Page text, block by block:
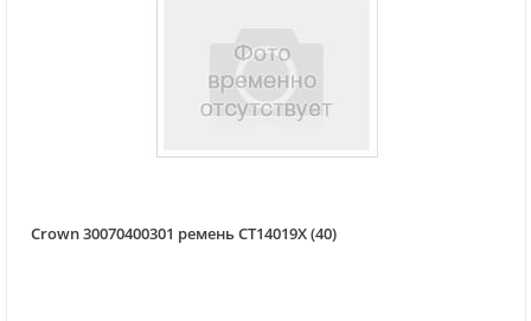
Crown 30070400301 ремень CT14019X (40)